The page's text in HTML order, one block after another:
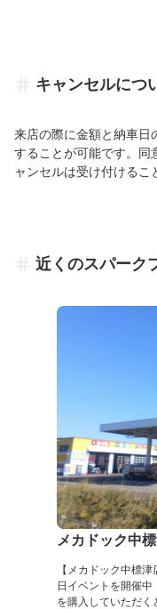
キャンセルにつ
来店の際に金額と納車日
することが可能です。同
ャンセルは受け付けるこ
近くのスパーク
メカドック中
【メカドック中標
日イベントを開催中
を購入していただく